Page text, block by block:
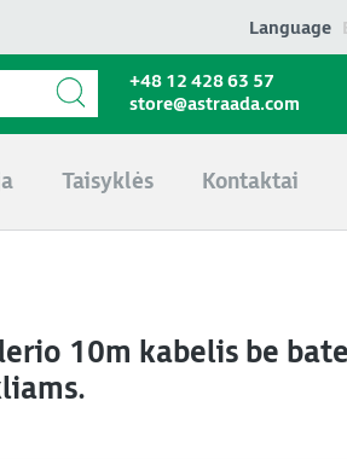
Language
+48 12 428 63 57
store@astraada.com
Taisyklės Kontaktai
10m kabelis be